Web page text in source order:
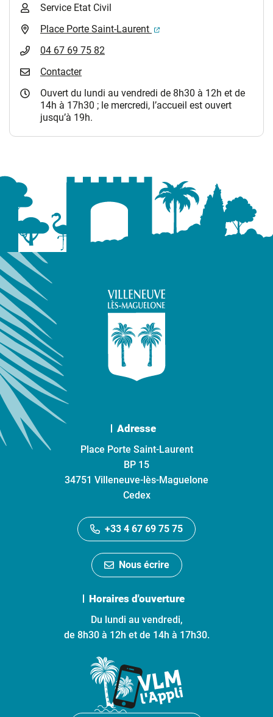
Service Etat Civil
Place Porte Saint-Laurent
(ouverture dans un
04 67 69 75 82
Contacter
Ouvert du lundi au vendredi de 8h30 à 12h et de
14h à 17h30 ; le mercredi, l’accueil est ouvert
jusqu’à 19h.
Adresse
Place Porte Saint-Laurent
BP 15
34751 Villeneuve-lès-Maguelone
Cedex
+33 4 67 69 75 75
Nous écrire
Horaires d'ouverture
Du lundi au vendredi,
de 8h30 à 12h et de 14h à 17h30.